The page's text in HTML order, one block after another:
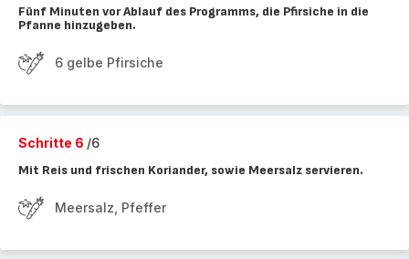
Fünf Minuten vor Ablauf des Programms, die Pfirsiche in die
Pfanne hinzugeben.
6 gelbe Pfirsiche
Schritte 6 /6
Mit Reis und frischen Koriander, sowie Meersalz servieren.
Meersalz, Pfeffer